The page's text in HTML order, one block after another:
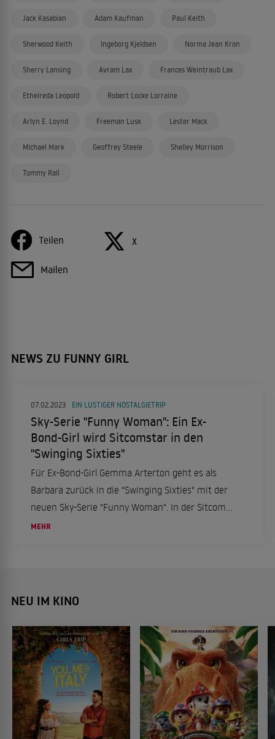
Jack Kasabian Adam Kaufman Paul Keith
Sherwood Keith Ingeborg Kjeldsen Norma Jean Kron
Sherry Lansing Avram Lax Frances Weintraub Lax
Ethelreda Leopold Robert Locke Lorraine
Arlyn E. Loynd Freeman Lusk Lester Mack
Michael Mark Geoffrey Steele Shelley Morrison
Tommy Rall
Teilen X
Mailen
NEWS ZU FUNNY GIRL
07.02.2023 EIN LUSTIGER NOSTALGIETRIP
Sky-Serie "Funny Woman": Ein Ex-
Bond-Girl wird Sitcomstar in den
"Swinging Sixties"
Für Ex-Bond-Girl Gemma Arterton geht es als
Barbara zurück in die "Swinging Sixties" mit der
neuen Sky-Serie "Funny Woman". In der Sitcom
setzt sich taffe Blondine in der Männer
MEHR
NEU IM KINO